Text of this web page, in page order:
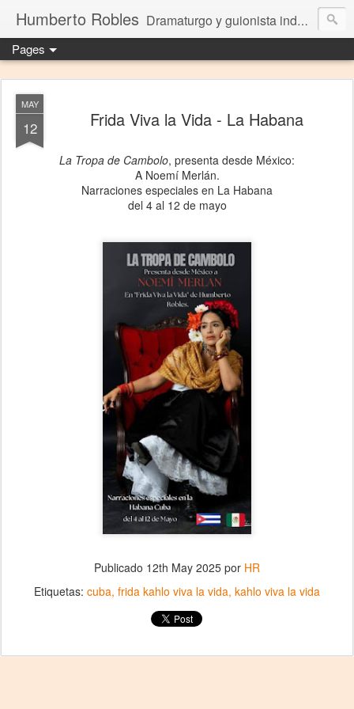
Humberto Robles Dramaturgo y guionista independiente
Pages
MAY
12 Frida Viva la Vida - La Habana
La Tropa de Cambolo, presenta desde México:
A Noemí Merlán.
Narraciones especiales en La Habana
del 4 al 12 de mayo
Publicado 12th May 2025 por HR
Etiquetas: cuba frida kahlo viva la vida kahlo viva la vida